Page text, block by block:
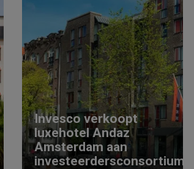
Invesco verkoopt
luxehotel Andaz
Amsterdam aan
investeerdersconsortium